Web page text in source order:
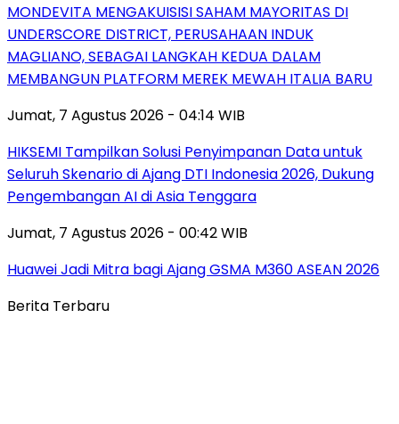
MONDEVITA MENGAKUISISI SAHAM MAYORITAS DI
UNDERSCORE DISTRICT, PERUSAHAAN INDUK
MAGLIANO, SEBAGAI LANGKAH KEDUA DALAM
MEMBANGUN PLATFORM MEREK MEWAH ITALIA BARU
Jumat, 7 Agustus 2026 - 04:14 WIB
HIKSEMI Tampilkan Solusi Penyimpanan Data untuk
Seluruh Skenario di Ajang DTI Indonesia 2026, Dukung
Pengembangan AI di Asia Tenggara
Jumat, 7 Agustus 2026 - 00:42 WIB
Huawei Jadi Mitra bagi Ajang GSMA M360 ASEAN 2026
Berita Terbaru